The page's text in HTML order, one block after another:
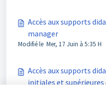
Accès aux supports
manager
Modifié le Mer, 17 Juin à 5:35 H
Accès aux supports
initiales et supérieures